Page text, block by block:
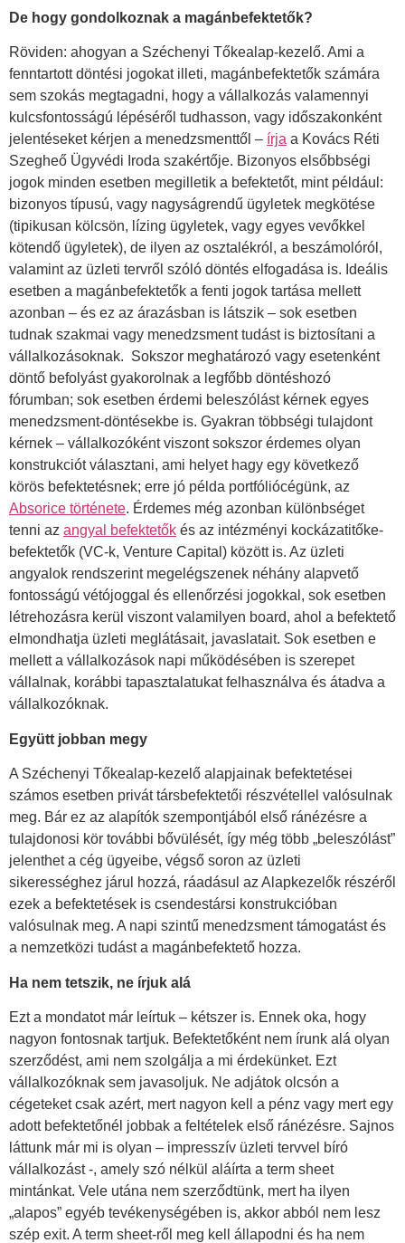
De hogy gondolkoznak a magánbefektetők?
Röviden: ahogyan a Széchenyi Tőkealap-kezelő. Ami a
fenntartott döntési jogokat illeti, magánbefektetők számára
sem szokás megtagadni, hogy a vállalkozás valamennyi
kulcsfontosságú lépéséről tudhasson, vagy időszakonként
jelentéseket kérjen a menedzsmenttől – írja a Kovács Réti
Szegheő Ügyvédi Iroda szakértője. Bizonyos elsőbbségi
jogok minden esetben megilletik a befektetőt, mint például:
bizonyos típusú, vagy nagyságrendű ügyletek megkötése
(tipikusan kölcsön, lízing ügyletek, vagy egyes vevőkkel
kötendő ügyletek), de ilyen az osztalékról, a beszámolóról,
valamint az üzleti tervről szóló döntés elfogadása is. Ideális
esetben a magánbefektetők a fenti jogok tartása mellett
azonban – és ez az árazásban is látszik – sok esetben
tudnak szakmai vagy menedzsment tudást is biztosítani a
vállalkozásoknak. Sokszor meghatározó vagy esetenként
döntő befolyást gyakorolnak a legfőbb döntéshozó
fórumban; sok esetben érdemi beleszólást kérnek egyes
menedzsment-döntésekbe is. Gyakran többségi tulajdont
kérnek – vállalkozóként viszont sokszor érdemes olyan
konstrukciót választani, ami helyet hagy egy következő
körös befektetésnek; erre jó példa portfóliócégünk, az
Absorice története. Érdemes még azonban különbséget
tenni az angyal befektetők és az intézményi kockázatitőke-
befektetők (VC-k, Venture Capital) között is. Az üzleti
angyalok rendszerint megelégszenek néhány alapvető
fontosságú vétójoggal és ellenőrzési jogokkal, sok esetben
létrehozásra kerül viszont valamilyen board, ahol a befektető
elmondhatja üzleti meglátásait, javaslatait. Sok esetben e
mellett a vállalkozások napi működésében is szerepet
vállalnak, korábbi tapasztalatukat felhasználva és átadva a
vállalkozóknak.
Együtt jobban megy
A Széchenyi Tőkealap-kezelő alapjainak befektetései
számos esetben privát társbefektetői részvétellel valósulnak
meg. Bár ez az alapítók szempontjából első ránézésre a
tulajdonosi kör további bővülését, így még több „beleszólást”
jelenthet a cég ügyeibe, végső soron az üzleti
sikerességhez járul hozzá, ráadásul az Alapkezelők részéről
ezek a befektetések is csendestársi konstrukcióban
valósulnak meg. A napi szintű menedzsment támogatást és
a nemzetközi tudást a magánbefektető hozza.
Ha nem tetszik, ne írjuk alá
Ezt a mondatot már leírtuk – kétszer is. Ennek oka, hogy
nagyon fontosnak tartjuk. Befektetőként nem írunk alá olyan
szerződést, ami nem szolgálja a mi érdekünket. Ezt
vállalkozóknak sem javasoljuk. Ne adjátok olcsón a
cégeteket csak azért, mert nagyon kell a pénz vagy mert egy
adott befektetőnél jobbak a feltételek első ránézésre. Sajnos
láttunk már mi is olyan – impresszív üzleti tervvel bíró
vállalkozást -, amely szó nélkül aláírta a term sheet
mintánkat. Vele utána nem szerződtünk, mert ha ilyen
„alapos” egyéb tevékenységében is, akkor abból nem lesz
szép exit. A term sheet-ről meg kell állapodni és ha nem